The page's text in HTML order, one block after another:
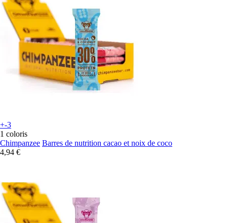
+-3
1 coloris
Chimpanzee Barres de nutrition cacao et noix de coco
4,94 €